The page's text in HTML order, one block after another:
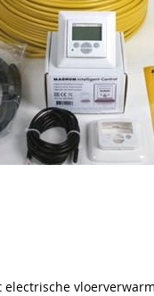
electrische